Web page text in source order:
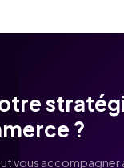
?
vous accompagner